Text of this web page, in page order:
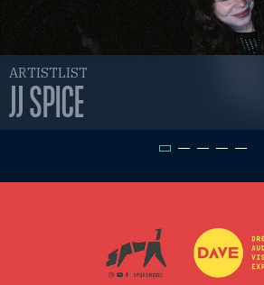
ARTISTLIST
JJ SPICE